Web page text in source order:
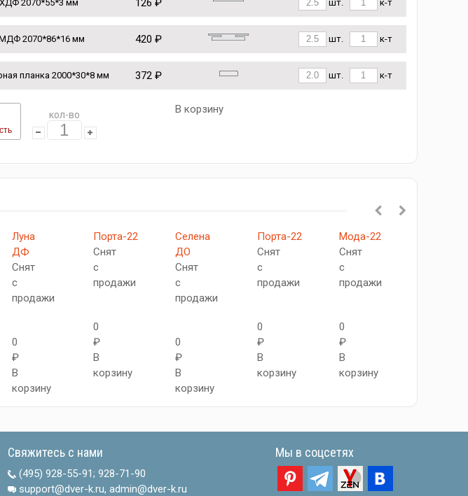
2070*55*3 мм 126 ₽ шт. к-т
2070*86*16 мм 420 ₽ шт. к-т
планка 2000*30*8 мм 372 ₽ шт. к-т
кол-во В корзину
Луна
ДФ
Снят
с
продажи
0
₽
В
корзину
Порта-22
Снят
с
продажи
0
₽
В
корзину
Селена
ДО
Снят
с
продажи
0
₽
В
корзину
Порта-22
Снят
с
продажи
0
₽
В
корзину
Мода-22
Снят
с
продажи
0
₽
В
корзину
Свяжитесь с нами
(495) 928-55-91; 928-71-90
support@dver-k.ru, admin@dver-k.ru
Мы в соцсетях